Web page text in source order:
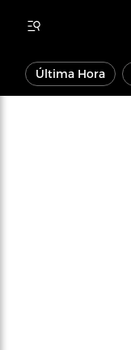
Última Hora